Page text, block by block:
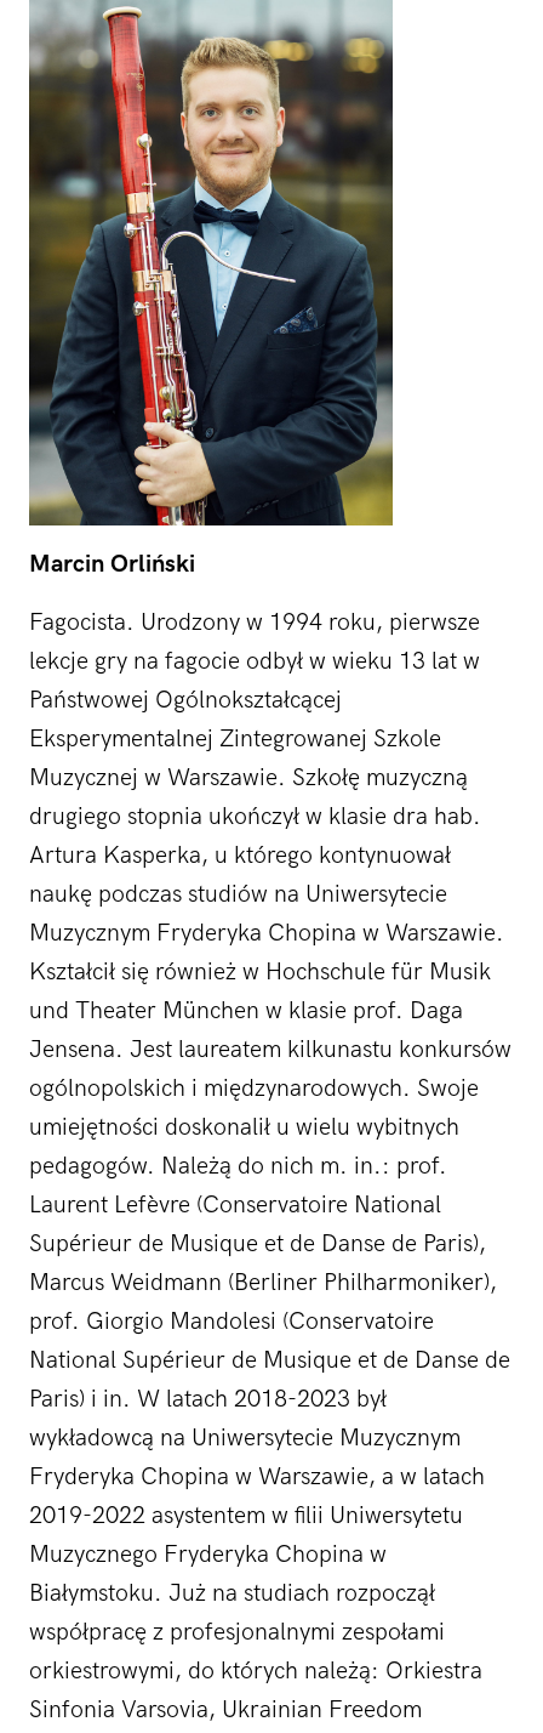
Marcin Orliński
Fagocista. Urodzony w 1994 roku, pierwsze
lekcje gry na fagocie odbył w wieku 13 lat w
Państwowej Ogólnokształcącej
Eksperymentalnej Zintegrowanej Szkole
Muzycznej w Warszawie. Szkołę muzyczną
drugiego stopnia ukończył w klasie dra hab.
Artura Kasperka, u którego kontynuował
naukę podczas studiów na Uniwersytecie
Muzycznym Fryderyka Chopina w Warszawie.
Kształcił się również w Hochschule für Musik
und Theater München w klasie prof. Daga
Jensena. Jest laureatem kilkunastu konkursów
ogólnopolskich i międzynarodowych. Swoje
umiejętności doskonalił u wielu wybitnych
pedagogów. Należą do nich m. in.: prof.
Laurent Lefèvre (Conservatoire National
Supérieur de Musique et de Danse de Paris),
Marcus Weidmann (Berliner Philharmoniker),
prof. Giorgio Mandolesi (Conservatoire
National Supérieur de Musique et de Danse de
Paris) i in. W latach 2018-2023 był
wykładowcą na Uniwersytecie Muzycznym
Fryderyka Chopina w Warszawie, a w latach
2019-2022 asystentem w filii Uniwersytetu
Muzycznego Fryderyka Chopina w
Białymstoku. Już na studiach rozpoczął
współpracę z profesjonalnymi zespołami
orkiestrowymi, do których należą: Orkiestra
Sinfonia Varsovia, Ukrainian Freedom